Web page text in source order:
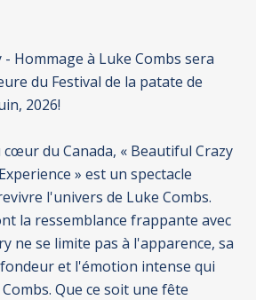
Hommage à Luke Combs sera
du Festival de la patate de
2026!
du Canada, « Beautiful Crazy
» est un spectacle
l'univers de Luke Combs.
la ressemblance frappante avec
ne se limite pas à l'apparence, sa
et l'émotion intense qui
Que ce soit une fête